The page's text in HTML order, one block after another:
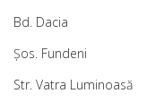
Bd. Dacia
Șos. Fundeni
Str. Vatra Luminoasă